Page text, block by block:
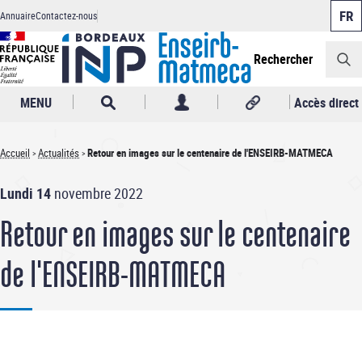
Aller
au
contenu
principal
Header
AnnuaireContactez-nous
Rechercher
MENU Accès direct
d'Ariane
Accueil Actualités Retour en images sur le centenaire de l'ENSEIRB-MATMECA
Lundi 14 novembre 2022
Retour en images sur le centenaire
de l'ENSEIRB-MATMECA
Panneau de gestion des cookies